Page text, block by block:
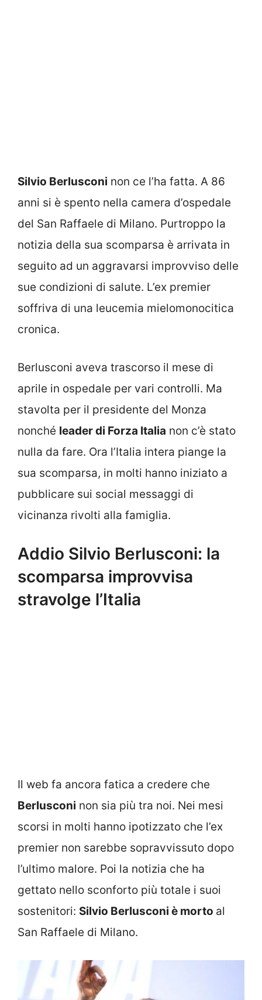
Silvio Berlusconi non ce l’ha fatta. A 86
anni si è spento nella camera d’ospedale
del San Raffaele di Milano. Purtroppo la
notizia della sua scomparsa è arrivata in
seguito ad un aggravarsi improvviso delle
sue condizioni di salute. L’ex premier
soffriva di una leucemia mielomonocitica
cronica.
Berlusconi aveva trascorso il mese di
aprile in ospedale per vari controlli. Ma
stavolta per il presidente del Monza
nonché leader di Forza Italia non c’è stato
nulla da fare. Ora l’Italia intera piange la
sua scomparsa, in molti hanno iniziato a
pubblicare sui social messaggi di
vicinanza rivolti alla famiglia.
Addio Silvio Berlusconi: la
scomparsa improvvisa
stravolge l’Italia
Il web fa ancora fatica a credere che
Berlusconi non sia più tra noi. Nei mesi
scorsi in molti hanno ipotizzato che l’ex
premier non sarebbe sopravvissuto dopo
l’ultimo malore. Poi la notizia che ha
gettato nello sconforto più totale i suoi
sostenitori: Silvio Berlusconi è morto al
San Raffaele di Milano.